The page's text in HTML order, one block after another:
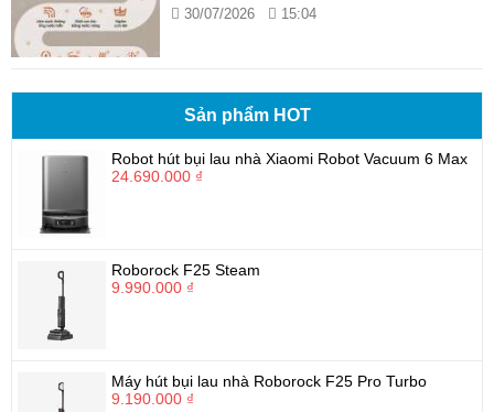
30/07/2026 15:04
Sản phẩm HOT
Robot hút bụi lau nhà Xiaomi Robot Vacuum 6 Max
24.690.000 ₫
Roborock F25 Steam
9.990.000 ₫
Máy hút bụi lau nhà Roborock F25 Pro Turbo
9.190.000 ₫